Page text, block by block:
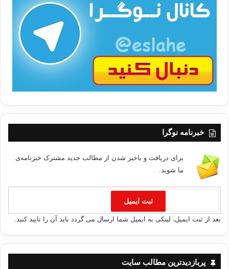
خبرنامه نوگرا
برای دریافت و باخبر شدن از مطالب جدید مشترک خبرنامه‌ی
ما شوید.
بعد از ثبت ایمیل، لینکی به ایمیل شما ارسال می گردد باید آن را تایید کنید.
پربازدیدترین مطالب سایت